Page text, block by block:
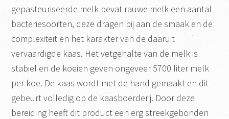
gepasteuriseerde melk bevat rauwe melk een aantal
bacteriesoorten, deze dragen bij aan de smaak en de
complexiteit en het karakter van de daaruit
vervaardigde kaas. Het vetgehalte van de melk is
stabiel en de koeien geven ongeveer 5700 liter melk
per koe. De kaas wordt met de hand gemaakt en dit
gebeurt volledig op de kaasboerderij. Door deze
bereiding heeft dit product een erg streekgebonden